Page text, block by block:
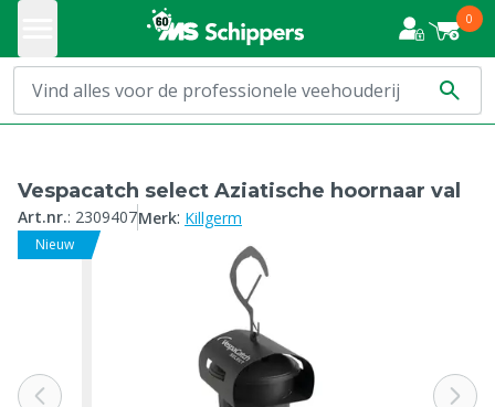
0
Vespacatch select Aziatische hoornaar val
Art.nr.: 2309407Merk: Killgerm
Nieuw